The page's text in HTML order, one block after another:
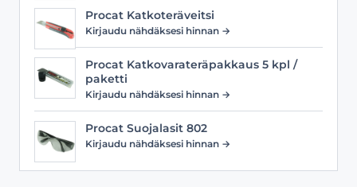
Procat Katkoteräveitsi
Kirjaudu nähdäksesi hinnan →
Procat Katkovarateräpakkaus 5 kpl /
paketti
Kirjaudu nähdäksesi hinnan →
Procat Suojalasit 802
Kirjaudu nähdäksesi hinnan →